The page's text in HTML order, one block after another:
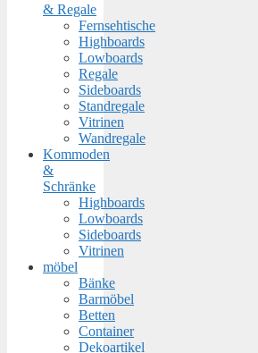
& Regale
Fernsehtische
Highboards
Lowboards
Regale
Sideboards
Standregale
Vitrinen
Wandregale
Kommoden
&
Schränke
Highboards
Lowboards
Sideboards
Vitrinen
möbel
Bänke
Barmöbel
Betten
Container
Dekoartikel